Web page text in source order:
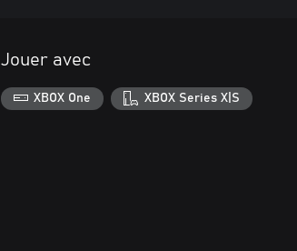
Jouer avec
XBOX One XBOX Series X|S